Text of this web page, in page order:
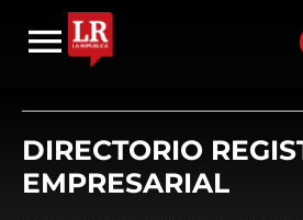
DIRECTORIO
EMPRESARIAL